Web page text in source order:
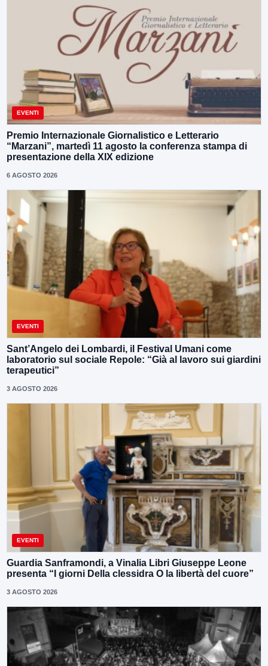
EVENTI
Premio Internazionale Giornalistico e Letterario
“Marzani”, martedì 11 agosto la conferenza stampa di
presentazione della XIX edizione
6 AGOSTO 2026
EVENTI
Sant’Angelo dei Lombardi, il Festival Umani come
laboratorio sul sociale Repole: “Già al lavoro sui giardini
terapeutici”
3 AGOSTO 2026
EVENTI
Guardia Sanframondi, a Vinalia Libri Giuseppe Leone
presenta “I giorni Della clessidra O la libertà del cuore”
3 AGOSTO 2026